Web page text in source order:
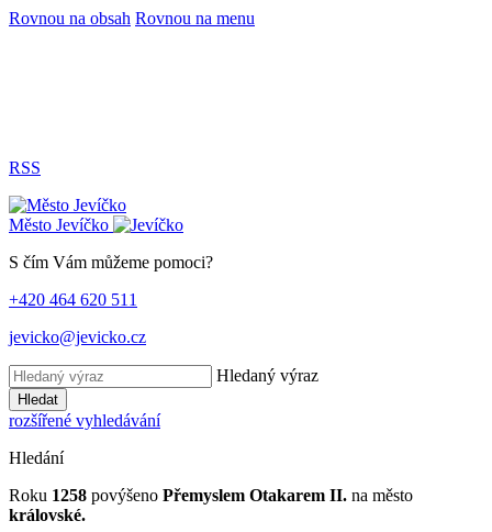
Rovnou na obsah Rovnou na menu
RSS
Město Jevíčko
S čím Vám můžeme pomoci?
+420 464 620 511
jevicko@jevicko.cz
Hledaný výraz
Hledat
rozšířené vyhledávání
Hledání
Roku 1258 povýšeno Přemyslem Otakarem II. na město
královské.